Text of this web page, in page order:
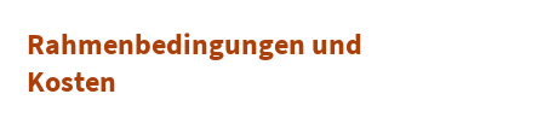
Rahmenbedingungen und
Kosten